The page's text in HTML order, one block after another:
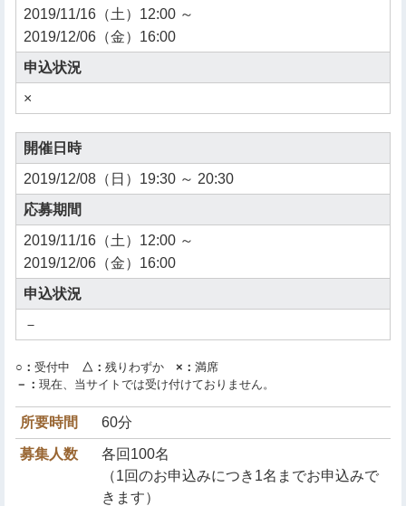
2019/11/16（土）12:00 ～
2019/12/06（金）16:00
申込状況
×
開催日時
2019/12/08（日）19:30 ～ 20:30
応募期間
2019/11/16（土）12:00 ～
2019/12/06（金）16:00
申込状況
－
○： 受付中 △： 残りわずか ×： 満席
－： 現在、当サイトでは受け付けておりません。
所要時間 60分
募集人数
各回100名
（1回のお申込みにつき1名までお申込みで
きます）